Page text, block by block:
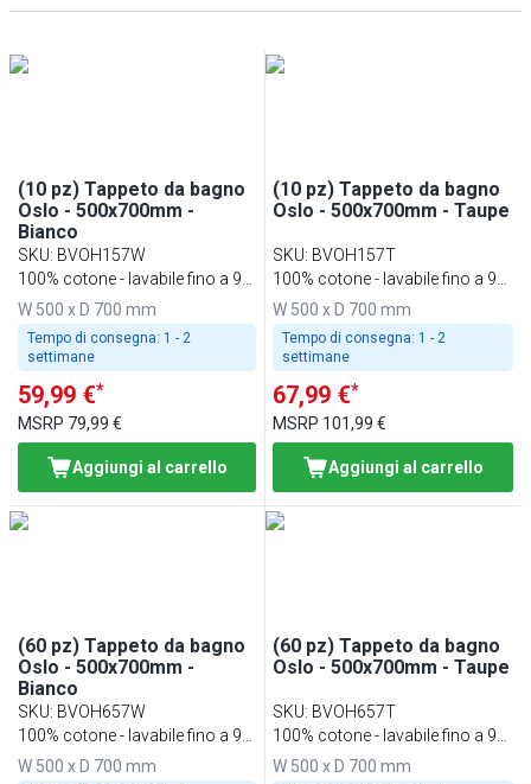
(10 pz) Tappeto da bagno
Oslo - 500x700mm -
Bianco
SKU: BVOH157W
100% cotone - lavabile fino a 95
°C
W 500 x D 700 mm
Tempo di consegna: 1 - 2
settimane
59,99 €*
MSRP 79,99 €
Aggiungi al carrello
(10 pz) Tappeto da bagno
Oslo - 500x700mm - Taupe
SKU: BVOH157T
100% cotone - lavabile fino a 95
°C
W 500 x D 700 mm
Tempo di consegna: 1 - 2
settimane
67,99 €*
MSRP 101,99 €
Aggiungi al carrello
(60 pz) Tappeto da bagno
Oslo - 500x700mm -
Bianco
SKU: BVOH657W
100% cotone - lavabile fino a 95
°C
W 500 x D 700 mm
(60 pz) Tappeto da bagno
Oslo - 500x700mm - Taupe
SKU: BVOH657T
100% cotone - lavabile fino a 95
°C
W 500 x D 700 mm